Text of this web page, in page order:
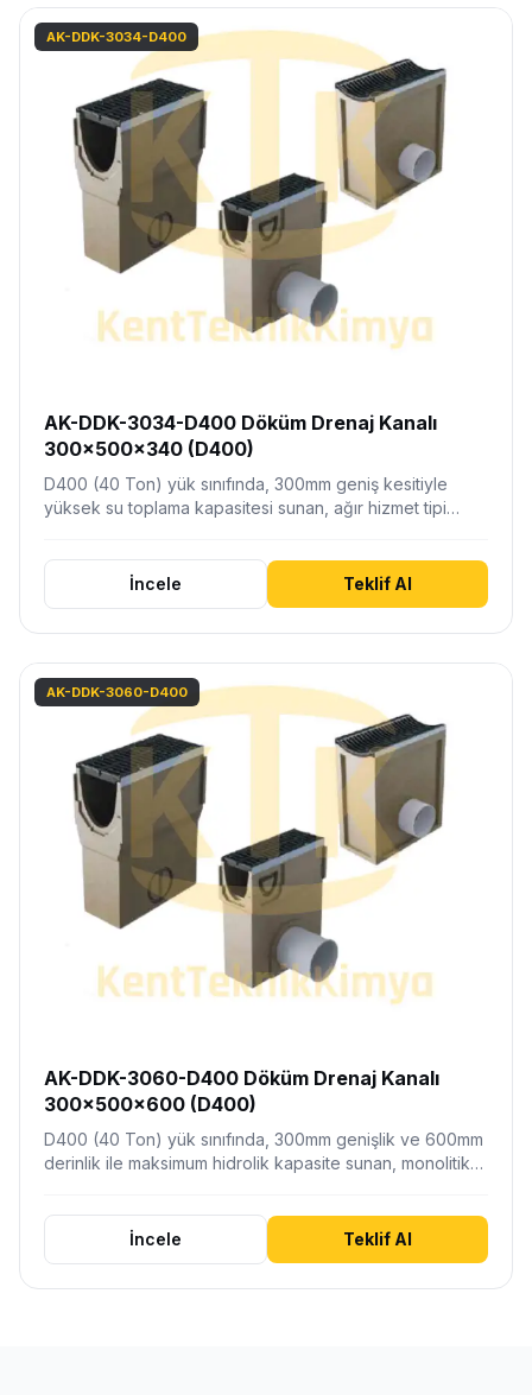
AK-DDK-3034-D400
AK-DDK-3034-D400 Döküm Drenaj Kanalı
300x500x340 (D400)
D400 (40 Ton) yük sınıfında, 300mm geniş kesitiyle
yüksek su toplama kapasitesi sunan, ağır hizmet tipi
İncele Teklif Al
AK-DDK-3060-D400
AK-DDK-3060-D400 Döküm Drenaj Kanalı
300x500x600 (D400)
D400 (40 Ton) yük sınıfında, 300mm genişlik ve 600mm
derinlik ile maksimum hidrolik kapasite sunan, monolitik…
İncele Teklif Al